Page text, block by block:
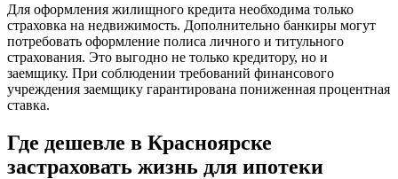
Для оформления жилищного кредита необходима только
страховка на недвижимость. Дополнительно банкиры могут
потребовать оформление полиса личного и титульного
страхования. Это выгодно не только кредитору, но и
заемщику. При соблюдении требований финансового
учреждения заемщику гарантирована пониженная процентная
ставка.
Где дешевле в Красноярске
застраховать жизнь для ипотеки